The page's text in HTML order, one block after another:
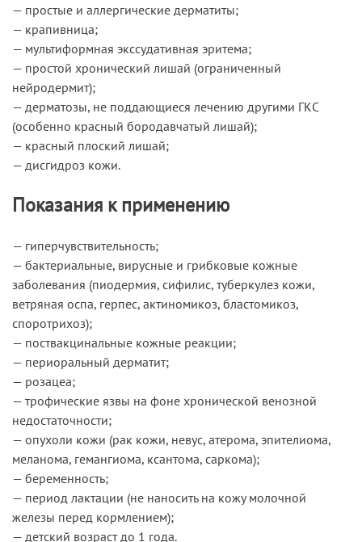
— простые и аллергические дерматиты;
— крапивница;
— мультиформная экссудативная эритема;
— простой хронический лишай (ограниченный
нейродермит);
— дерматозы, не поддающиеся лечению другими ГКС
(особенно красный бородавчатый лишай);
— красный плоский лишай;
— дисгидроз кожи.
Показания к применению
— гиперчувствительность;
— бактериальные, вирусные и грибковые кожные
заболевания (пиодермия, сифилис, туберкулез кожи,
ветряная оспа, герпес, актиномикоз, бластомикоз,
споротрихоз);
— поствакцинальные кожные реакции;
— периоральный дерматит;
— розацеа;
— трофические язвы на фоне хронической венозной
недостаточности;
— опухоли кожи (рак кожи, невус, атерома, эпителиома,
меланома, гемангиома, ксантома, саркома);
— беременность;
— период лактации (не наносить на кожу молочной
железы перед кормлением);
— детский возраст до 1 года.